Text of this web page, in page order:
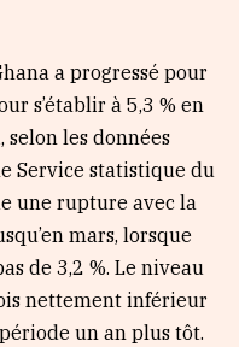
a progressé pour
s’établir à 5,3 % en
les données
Service statistique du
une rupture avec la
mars, lorsque
de 3,2 %. Le niveau
nettement inférieur
un an plus tôt.